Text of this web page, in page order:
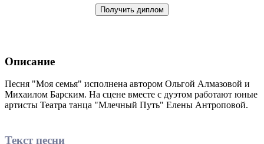
Получить диплом
Описание
Песня "Моя семья" исполнена автором Ольгой Алмазовой и
Михаилом Барским. На сцене вместе с дуэтом работают юные
артисты Театра танца "Млечный Путь" Елены Антроповой.
Текст песни